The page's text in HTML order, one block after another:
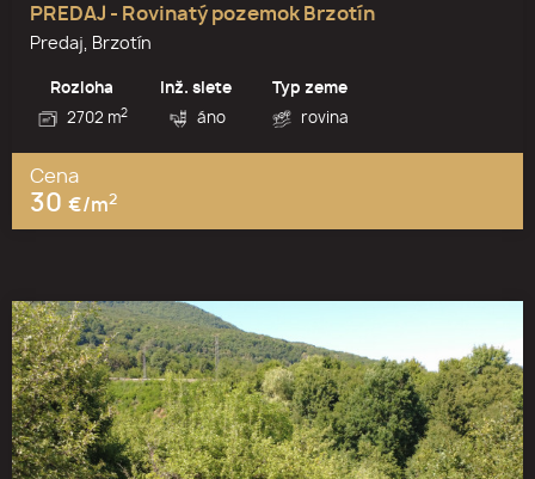
PREDAJ - Rovinatý pozemok Brzotín
Predaj, Brzotín
Rozloha
2702 m2
Inž. siete
áno
Typ zeme
rovina
Cena
30 €/m2